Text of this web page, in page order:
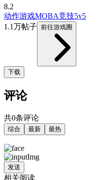
8.2
动作游戏MOBA竞技5v5
1.1万帖子 前往游戏圈
下载
评论
共0条评论
综合 最新 最热
发送
相关阅读